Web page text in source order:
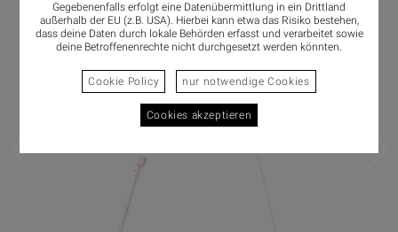
Gegebenenfalls erfolgt eine Datenübermittlung in ein Drittland
außerhalb der EU (z.B. USA). Hierbei kann etwa das Risiko bestehen,
dass deine Daten durch lokale Behörden erfasst und verarbeitet sowie
deine Betroffenenrechte nicht durchgesetzt werden könnten.
Cookie Policy nur notwendige Cookies
Cookies akzeptieren